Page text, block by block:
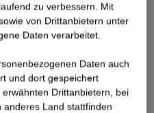
zu verbessern. Mit
von Drittanbietern unter
Daten verarbeitet.
Daten auch
und dort gespeichert
Drittanbietern, bei
Land stattfinden